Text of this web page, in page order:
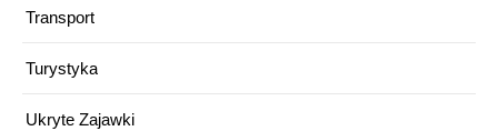
Transport
Turystyka
Ukryte Zajawki